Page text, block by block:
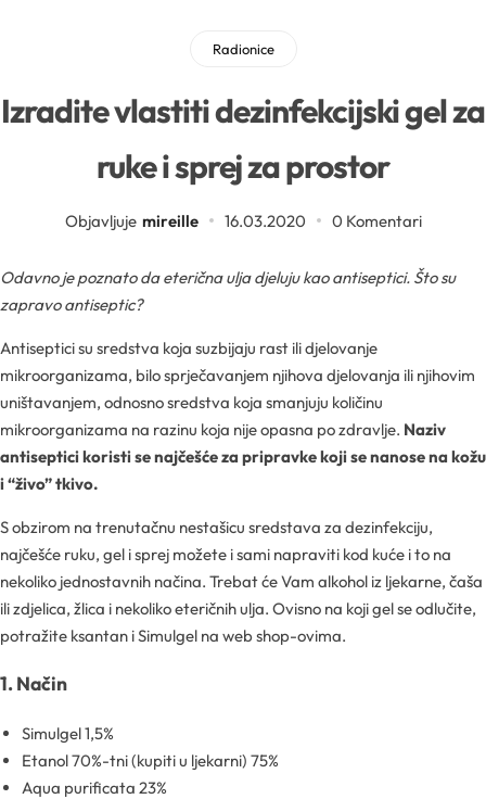
Radionice
Izradite vlastiti dezinfekcijski gel za
ruke i sprej za prostor
Objavljuje mireille 16.03.2020 0 Komentari
Odavno je poznato da eterična ulja djeluju kao antiseptici. Što su
zapravo antiseptic?
Antiseptici su sredstva koja suzbijaju rast ili djelovanje
mikroorganizama, bilo sprječavanjem njihova djelovanja ili njihovim
uništavanjem, odnosno sredstva koja smanjuju količinu
mikroorganizama na razinu koja nije opasna po zdravlje. Naziv
antiseptici koristi se najčešće za pripravke koji se nanose na kožu
i “živo” tkivo.
S obzirom na trenutačnu nestašicu sredstava za dezinfekciju,
najčešće ruku, gel i sprej možete i sami napraviti kod kuće i to na
nekoliko jednostavnih načina. Trebat će Vam alkohol iz ljekarne, čaša
ili zdjelica, žlica i nekoliko eteričnih ulja. Ovisno na koji gel se odlučite,
potražite ksantan i Simulgel na web shop-ovima.
1. Način
Simulgel 1,5%
Etanol 70%-tni (kupiti u ljekarni) 75%
Aqua purificata 23%
Aktivne kozmetičke supstancije
Arome
Cink
Eksfolijatori
Ekstrakti
Emolijenti
Emulgatori
Airless boce
Boce za pjenu
Inhalatori
Kapalice
Ljekarničke ambalaže
Lončići
Nastavci za boce
Poklopci za lončiće
Mireille Loyalty
Teambuilding
Formulacijski lab
Pregledaj epizode
YouTube
Pridruži se Mentorskom
Sve novosti
Sirovine
Recepture
Radionice
Mentorski program
Mentorski program